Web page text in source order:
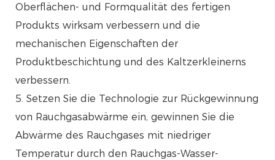
Oberflächen- und Formqualität des fertigen
Produkts wirksam verbessern und die
mechanischen Eigenschaften der
Produktbeschichtung und des Kaltzerkleinerns
verbessern.
5. Setzen Sie die Technologie zur Rückgewinnung
von Rauchgasabwärme ein, gewinnen Sie die
Abwärme des Rauchgases mit niedriger
Temperatur durch den Rauchgas-Wasser-